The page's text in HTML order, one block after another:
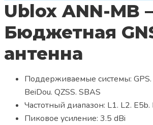
Ublox ANN-MB –
Бюджетная
антенна
Поддерживаемые системы:
BeiDou. QZSS. SBAS
Частотный диапазон: L1. L2. E5b.
Пиковое усиление: 3.5 dBi